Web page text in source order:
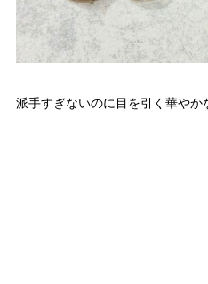
派手すぎないのに目を引く華や